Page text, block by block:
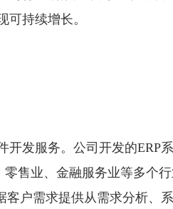
可持续增长。
开发服务。公司开发的ERP系
售业、金融服务业等多个
客户需求提供从需求分析、